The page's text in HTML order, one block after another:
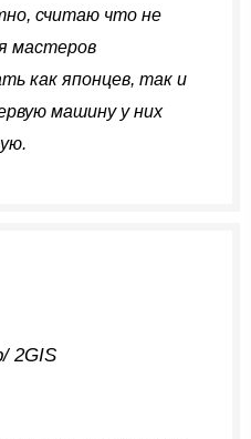
считаю что не
мастеров
как японцев, так и
машину у них
2GIS